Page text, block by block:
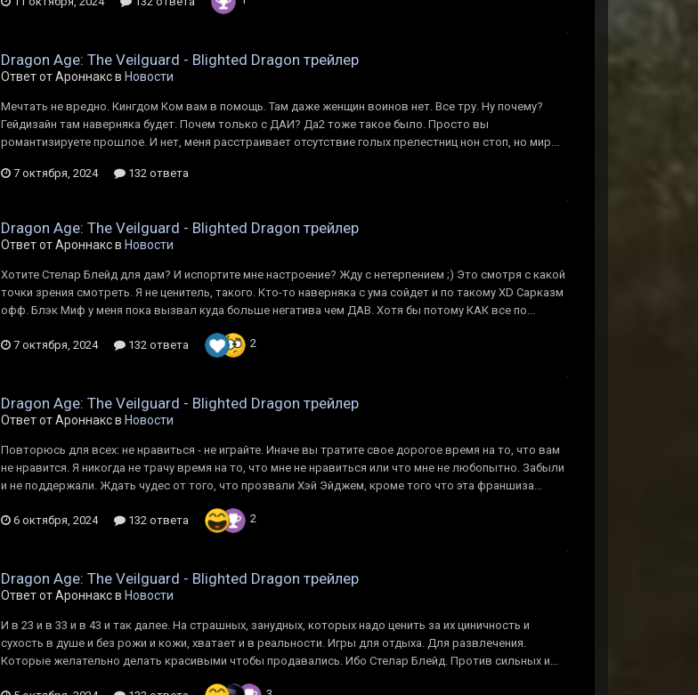
Dragon Age: The Veilguard - Blighted Dragon трейлер
Ответ от Ароннакс в Новости
Мечтать не вредно. Кингдом Ком вам в помощь. Там даже женщин воинов нет. Все тру. Ну почему?
Гейдизайн там наверняка будет. Почем только с ДАИ? Да2 тоже такое было. Просто вы
романтизируете прошлое. И нет, меня расстраивает отсутствие голых прелестниц нон стоп, но мир...
7 октября, 2024 132 ответа
Dragon Age: The Veilguard - Blighted Dragon трейлер
Ответ от Ароннакс в Новости
Хотите Стелар Блейд для дам? И испортите мне настроение? Жду с нетерпением ;) Это смотря с какой
точки зрения смотреть. Я не ценитель, такого. Кто-то наверняка с ума сойдет и по такому XD Сарказм
офф. Блэк Миф у меня пока вызвал куда больше негатива чем ДАВ. Хотя бы потому КАК все по...
7 октября, 2024 132 ответа 2
Dragon Age: The Veilguard - Blighted Dragon трейлер
Ответ от Ароннакс в Новости
Повторюсь для всех: не нравиться - не играйте. Иначе вы тратите свое дорогое время на то, что вам
не нравится. Я никогда не трачу время на то, что мне не нравиться или что мне не любопытно. Забыли
и не поддержали. Ждать чудес от того, что прозвали Хэй Эйджем, кроме того что эта франшиза...
6 октября, 2024 132 ответа 2
Dragon Age: The Veilguard - Blighted Dragon трейлер
Ответ от Ароннакс в Новости
И в 23 и в 33 и в 43 и так далее. На страшных, занудных, которых надо ценить за их циничность и
сухость в душе и без рожи и кожи, хватает и в реальности. Игры для отдыха. Для развлечения.
Которые желательно делать красивыми чтобы продавались. Ибо Стелар Блейд. Против сильных и...